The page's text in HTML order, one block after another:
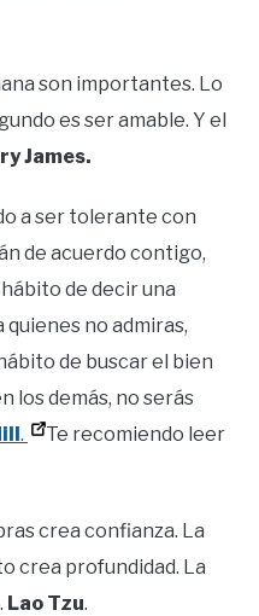
son importantes. Lo
es ser amable. Y el
James.
a ser tolerante con
de acuerdo contigo,
de decir una
quienes no admiras,
de buscar el bien
los demás, no serás
.
Te recomiendo leer
crea confianza. La
crea profundidad. La
Lao Tzu.